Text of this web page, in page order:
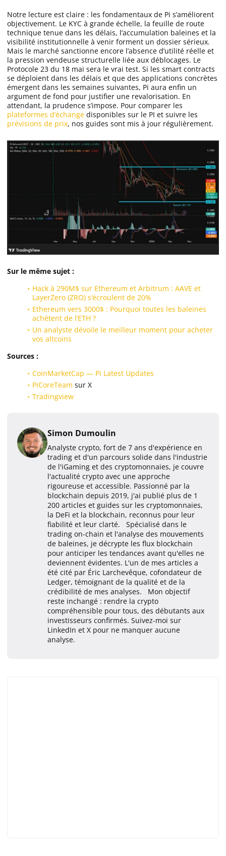
Notre lecture est claire : les fondamentaux de Pi s’améliorent
objectivement. Le KYC à grande échelle, la feuille de route
technique tenue dans les délais, l’accumulation baleines et la
visibilité institutionnelle à venir forment un dossier sérieux.
Mais le marché sanctionne encore l’absence d’utilité réelle et
la pression vendeuse structurelle liée aux déblocages. Le
Protocole 23 du 18 mai sera le vrai test. Si les smart contracts
se déploient dans les délais et que des applications concrètes
émergent dans les semaines suivantes, Pi aura enfin un
argument de fond pour justifier une revalorisation. En
attendant, la prudence s’impose. Pour comparer les
plateformes d’échange disponibles sur le PI et suivre les
prévisions de prix, nos guides sont mis à jour régulièrement.
Sur le même sujet :
Hack à 290M$ sur Ethereum et Arbitrum : AAVE et
LayerZero (ZRO) s’écroulent de 20%
Ethereum vers 3000$ : Pourquoi toutes les baleines
achètent de l’ETH ?
Un analyste dévoile le meilleur moment pour acheter
vos altcoins
Sources :
CoinMarketCap — Pi Latest Updates
PiCoreTeam sur X
Tradingview
Simon Dumoulin
Analyste crypto, fort de 7 ans d'expérience en
trading et d'un parcours solide dans l'industrie
de l'iGaming et des cryptomonnaies, je couvre
l'actualité crypto avec une approche
rigoureuse et accessible. Passionné par la
blockchain depuis 2019, j'ai publié plus de 1
200 articles et guides sur les cryptomonnaies,
la DeFi et la blockchain, reconnus pour leur
fiabilité et leur clarté. Spécialisé dans le
trading on-chain et l'analyse des mouvements
de baleines, je décrypte les flux blockchain
pour anticiper les tendances avant qu'elles ne
deviennent évidentes. L'un de mes articles a
été cité par Éric Larchevêque, cofondateur de
Ledger, témoignant de la qualité et de la
crédibilité de mes analyses. Mon objectif
reste inchangé : rendre la crypto
compréhensible pour tous, des débutants aux
investisseurs confirmés. Suivez-moi sur
LinkedIn et X pour ne manquer aucune
analyse.